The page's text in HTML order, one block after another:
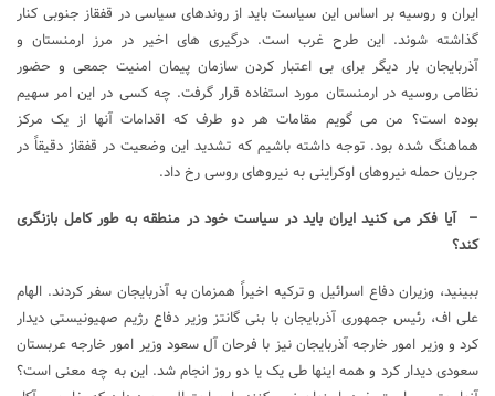
ایران و روسیه بر اساس این سیاست باید از روندهای سیاسی در قفقاز جنوبی کنار
گذاشته شوند. این طرح غرب است. درگیری های اخیر در مرز ارمنستان و
آذربایجان بار دیگر برای بی اعتبار کردن سازمان پیمان امنیت جمعی و حضور
نظامی روسیه در ارمنستان مورد استفاده قرار گرفت. چه کسی در این امر سهیم
بوده است؟ من می گویم مقامات هر دو طرف که اقدامات آنها از یک مرکز
هماهنگ شده بود. توجه داشته باشیم که تشدید این وضعیت در قفقاز دقیقاً در
جریان حمله نیروهای اوکراینی به نیروهای روسی رخ داد.
– آیا فکر می کنید ایران باید در سیاست خود در منطقه به طور کامل بازنگری
کند؟
ببینید، وزیران دفاع اسرائیل و ترکیه اخیراً همزمان به آذربایجان سفر کردند. الهام
علی اف، رئیس جمهوری آذربایجان با بنی گانتز وزیر دفاع رژیم صهیونیستی دیدار
کرد و وزیر امور خارجه آذربایجان نیز با فرحان آل سعود وزیر امور خارجه عربستان
سعودی دیدار کرد و همه اینها طی یک یا دو روز انجام شد. این به چه معنی است؟